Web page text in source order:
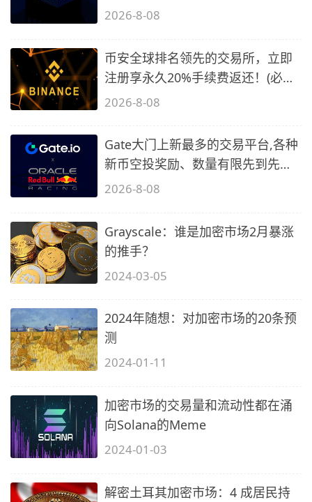
备1)
2026-8-08
币安全球排名领先的交易所，立即
注册享永久20%手续费返还！(必备
2)
2026-8-08
Gate大门上新最多的交易平台,各种
新币空投奖励、数量有限先到先
得…
2026-8-08
Grayscale：谁是加密市场2月暴涨
的推手？
2024-03-05
2024年随想：对加密市场的20条预
测
2024-01-11
加密市场的交易量和流动性都在涌
向Solana的Meme
2024-01-03
解密土耳其加密市场：4 成居民持